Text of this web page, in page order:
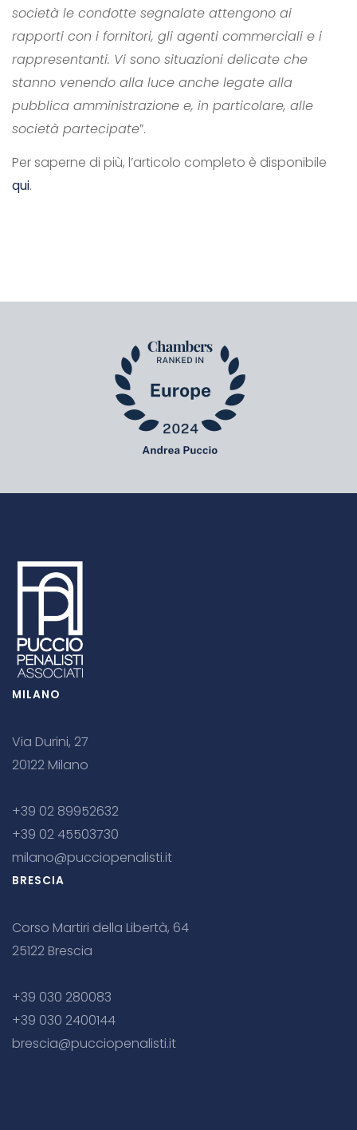
società le condotte segnalate attengono ai
rapporti con i fornitori, gli agenti commerciali e i
rappresentanti. Vi sono situazioni delicate che
stanno venendo alla luce anche legate alla
pubblica amministrazione e, in particolare, alle
società partecipate”.
Per saperne di più, l’articolo completo è disponibile
qui.
MILANO
Via Durini, 27
20122 Milano
+39 02 89952632
+39 02 45503730
milano@pucciopenalisti.it
BRESCIA
Corso Martiri della Libertà, 64
25122 Brescia
+39 030 280083
+39 030 2400144
brescia@pucciopenalisti.it